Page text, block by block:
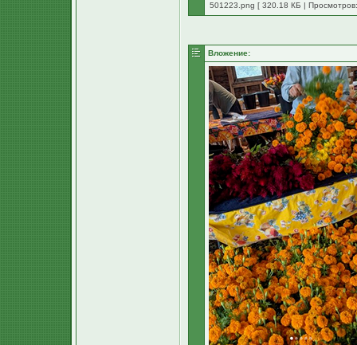
501223.png [ 320.18 КБ |
Вложение: